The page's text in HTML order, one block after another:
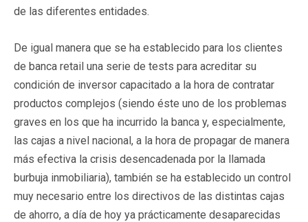
de las diferentes entidades.
De igual manera que se ha establecido para los clientes
de banca retail una serie de tests para acreditar su
condición de inversor capacitado a la hora de contratar
productos complejos (siendo éste uno de los problemas
graves en los que ha incurrido la banca y, especialmente,
las cajas a nivel nacional, a la hora de propagar de manera
más efectiva la crisis desencadenada por la llamada
burbuja inmobiliaria), también se ha establecido un control
muy necesario entre los directivos de las distintas cajas
de ahorro, a día de hoy ya prácticamente desaparecidas